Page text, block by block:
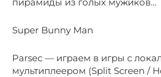
Super Bunny Man
Parsec — играем в игры с
мультиплеером (Split Screen /